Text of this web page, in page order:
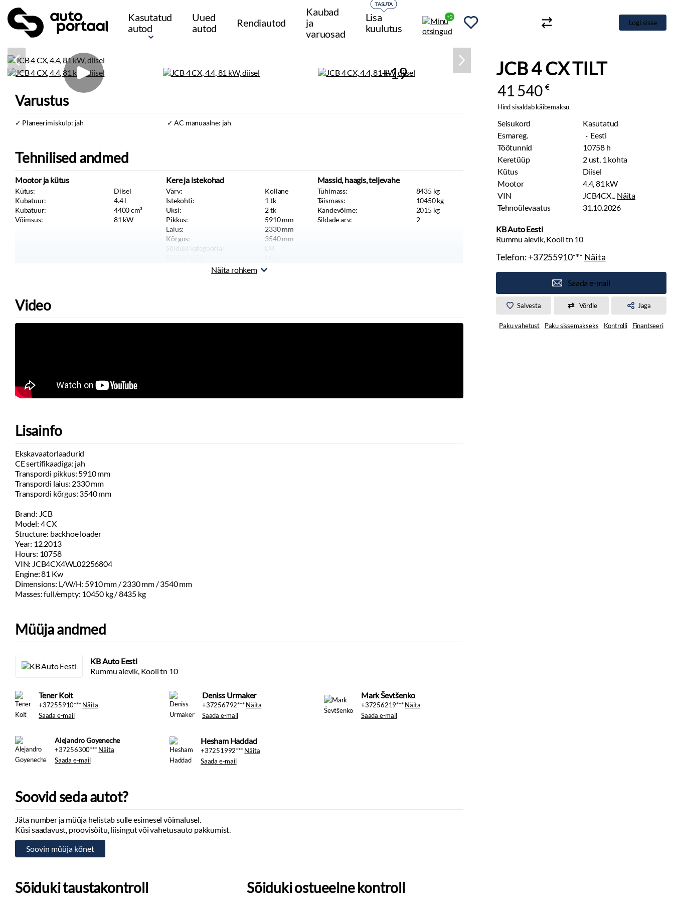
Kasutatud
autod
Uued
autod
Rendiautod
Kaubad
ja
varuosad
Lisa
kuulutus
TASUTA
+2
Logi sisse
+19 JCB 4 CX TILT
41 540 €
Hind sisaldab käibemaksu
Seisukord
Kasutatud
Esmareg.
· Eesti
Töötunnid
10758 h
Keretüüp
2 ust, 1 kohta
Kütus
Diisel
Mootor
4.4, 81 kW
VIN
JCB4CX... Näita
Tehnoülevaatus
31.10.2026
KB Auto Eesti
Rummu alevik, Kooli tn 10
Telefon:+37255910***Näita
Saada e-mail
Salvesta Võrdle Jaga
Paku vahetust Paku sissemakseks Kontrolli Finantseeri
Varustus
Planeerimiskulp: jah AC manuaalne: jah
Tehnilised andmed
Mootor ja kütus
Kütus:
Diisel
Kubatuur:
4.4l
Kubatuur:
4400cm³
Võimsus:
81 kW
Kere ja istekohad
Värv:
Kollane
Istekohti:
1 tk
Uksi:
2tk
Pikkus:
5910mm
Laius:
2330mm
Kõrgus:
3540mm
Sõiduki kategooria:
LM
Massid, haagis, teljevahe
Tühimass: 8435 kg
Täismass:
10450kg
Kandevõime:
2015 kg
Sildade arv:
2
Näita rohkem
Video
Lisainfo
Ekskavaatorlaadurid
CE sertifikaadiga: jah
Transpordi pikkus: 5910 mm
Transpordi laius: 2330 mm
Transpordi kõrgus: 3540 mm
Brand: JCB
Model: 4 CX
Structure: backhoe loader
Year: 12.2013
Hours: 10758
VIN: JCB4CX4WL02256804
Engine: 81 Kw
Dimensions: L/W/H: 5910 mm / 2330 mm / 3540 mm
Masses: full/empty: 10450 kg / 8435 kg
Müüja andmed
KB Auto Eesti
Rummu alevik, Kooli tn 10
Tener Koit
+37255910***Näita
Saada e-mail
Deniss Urmaker
+37256792***Näita
Saada e-mail
Mark Ševtšenko
+37256219***Näita
Saada e-mail
Alejandro Goyeneche
+37256300***Näita
Saada e-mail
Hesham Haddad
+37251992***Näita
Saada e-mail
Soovid seda autot?
Jäta number ja müüja helistab sulle esimesel võimalusel.
Küsi saadavust, proovisõitu, liisingut või vahetusauto pakkumist.
Sõiduki taustakontroll Sõiduki ostueelne kontroll